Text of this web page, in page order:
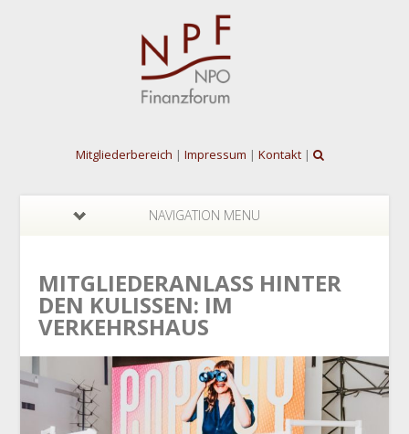
Mitgliederbereich | Impressum | Kontakt|
NAVIGATION MENU
MITGLIEDERANLASS HINTER
DEN KULISSEN: IM
VERKEHRSHAUS